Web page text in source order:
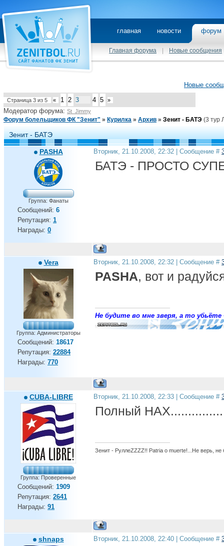
главная новости
Главная форума Новые сообщения
Новые
Страница 3 из 5 « 1 2 3 4 5 »
Модератор форума: St_Jimmy
Форум болельщиков ФК "Зенит" » Курилка » Архив » Зенит - БАТЭ (3 тур
Зенит - БАТЭ
PASHA
Группа: Фанаты
Сообщений: 6
Репутация: 1
Награды: 0
Вторник, 21.10.2008, 22:32 | Сообщение #
БАТЭ - ПРОСТО
Vera
Группа: Администраторы
Сообщений: 18617
Репутация: 22884
Награды: 770
Вторник, 21.10.2008, 22:32 | Сообщение #
PASHA, вот и
Не будите во мне зверя, а то убьёте
CUBA-LIBRE
Группа: Проверенные
Сообщений: 1909
Репутация: 2641
Награды: 91
Вторник, 21.10.2008, 22:33 | Сообщение #
Полный
Зенит - РуллеZZZZ!! Patria o muerte!...Не верь, не
shnaps Вторник, 21.10.2008, 22:40 | Сообщение #